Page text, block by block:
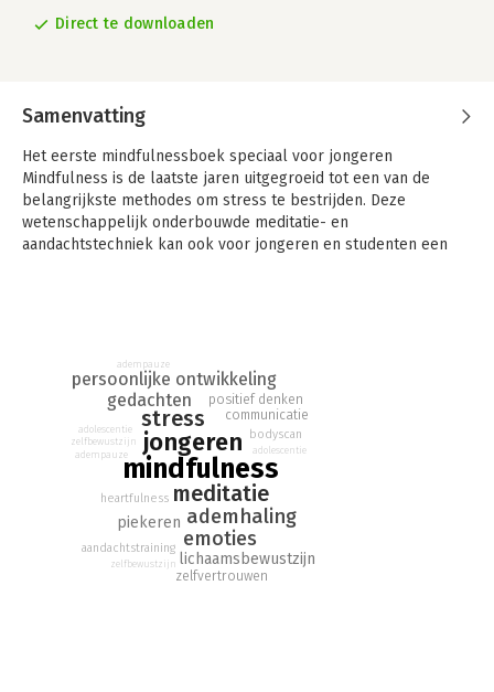
Direct te downloaden
Samenvatting
Het eerste mindfulnessboek speciaal voor jongeren
Mindfulness is de laatste jaren uitgegroeid tot een van de
belangrijkste methodes om stress te bestrijden. Deze
wetenschappelijk onderbouwde meditatie- en
aandachtstechniek kan ook voor jongeren en studenten een
vanuit de leefwereld van jongeren. www.aandacht.be
mindfulness
jongeren
meditatie
stress
ademhaling
emoties
gedachten
persoonlijke ontwikkeling
lichaamsbewustzijn
piekeren
positief denken
communicatie
zelfvertrouwen
heartfulness
aandachtstraining
bodyscan
zelfbewustzijn
adolescentie
adempauze
zelfbewustzijn
adolescentie
adempauze